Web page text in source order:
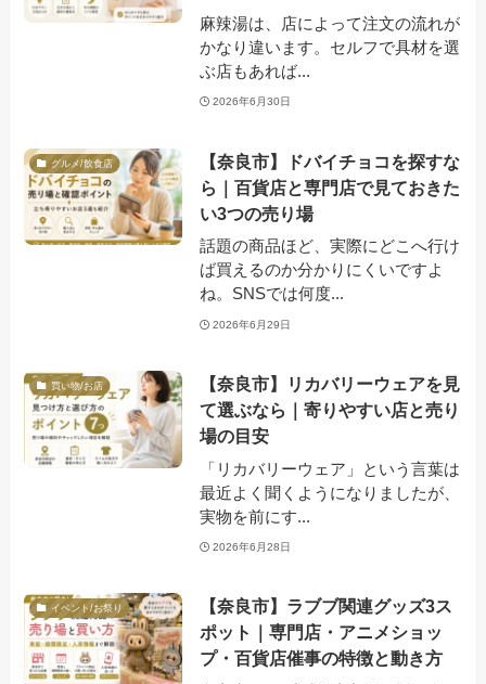
麻辣湯は、店によって注文の流れが
かなり違います。セルフで具材を選
ぶ店もあれば...
2026年6月30日
グルメ/飲食店
【奈良市】ドバイチョコを探すな
ら｜百貨店と専門店で見ておきた
い3つの売り場
話題の商品ほど、実際にどこへ行け
ば買えるのか分かりにくいですよ
ね。SNSでは何度...
2026年6月29日
買い物/お店
【奈良市】リカバリーウェアを見
て選ぶなら｜寄りやすい店と売り
場の目安
「リカバリーウェア」という言葉は
最近よく聞くようになりましたが、
実物を前にす...
2026年6月28日
イベント/お祭り
【奈良市】ラブブ関連グッズ3ス
ポット｜専門店・アニメショッ
プ・百貨店催事の特徴と動き方